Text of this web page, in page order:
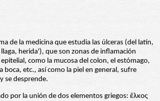
de la medicina que estudia las úlceras (del latín,
herida'), que son zonas de inflamación
como la mucosa del colon, el estómago,
boca, etc., así como la piel en general, sufre
se desprende.
por la unión de dos elementos griegos: ἕλκος